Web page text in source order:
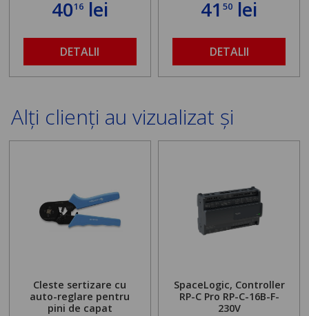
4016lei
DETALII
4150 lei
DETALII
Alți clienți au vizualizat și
Cleste sertizare cu
auto-reglare pentru
pini de capat
SpaceLogic, Controller
RP-C Pro RP-C-16B-F-
230V